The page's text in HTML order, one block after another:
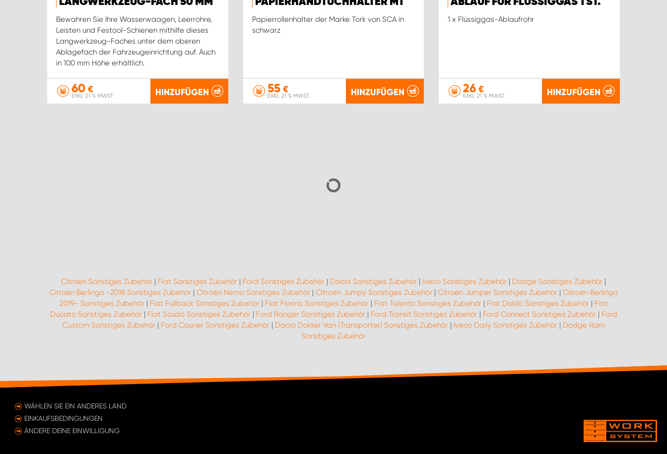
Bewahren Sie Ihre Wasserwaagen, Leerrohre,
Leisten und Festool-Schienen mithilfe dieses
Langwerkzeug-Faches unter dem oberen
Ablagefach der Fahrzeugeinrichtung auf. Auch
in 100 mm Höhe erhältlich.
60 €
EXKL. 21 % MWST. HINZUFÜGEN
Papierrollenhalter der Marke Tork von SCA in
schwarz
55€
EXKL. 21 % MWST. HINZUFÜGEN
1 x Flüssiggas-Ablaufrohr
26 €
EXKL. 21 % MWST. HINZUFÜGEN
Citroën Sonstiges Zubehör | Fiat Sonstiges Zubehör | Ford Sonstiges Zubehör | Dacia Sonstiges Zubehör | Iveco Sonstiges Zubehör | Dodge Sonstiges Zubehör |
Citroën Berlingo -2018 Sonstiges Zubehör | Citroën Nemo Sonstiges Zubehör | Citroën Jumpy Sonstiges Zubehör | Citroën Jumper Sonstiges Zubehör | Citroën Berlingo
2019- Sonstiges Zubehör| Fiat Fullback Sonstiges Zubehör| Fiat Fiorino Sonstiges Zubehör| Fiat Talento Sonstiges Zubehör| Fiat Doblo Sonstiges Zubehör| Fiat
Ducato Sonstiges Zubehör| Fiat Scudo Sonstiges Zubehör| Ford Ranger Sonstiges Zubehör| Ford Transit Sonstiges Zubehör| Ford Connect Sonstiges Zubehör| Ford
Custom Sonstiges Zubehör| Ford Courier Sonstiges Zubehör| Dacia Dokker Van (Transporter) Sonstiges Zubehör| Iveco Daily Sonstiges Zubehör| Dodge Ram
Sonstiges Zubehör
WÄHLEN SIE EIN ANDERES LAND
EINKAUFSBEDINGUNGEN
ÄNDERE DEINE EINWILLIGUNG